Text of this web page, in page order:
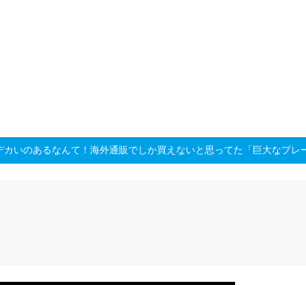
カいのあるなんて！海外通販でしか買えないと思ってた「巨大なプレ